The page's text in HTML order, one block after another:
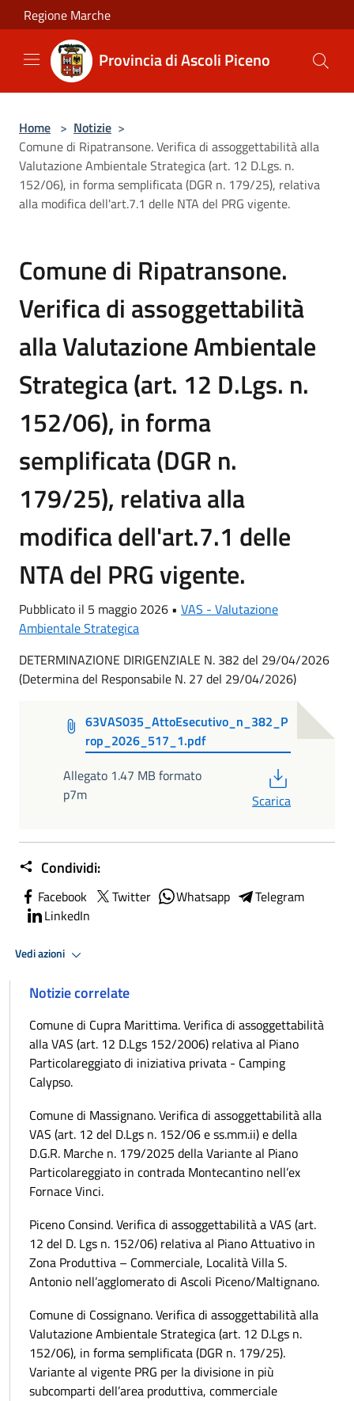
Salta al contenuto principale
Regione Marche
Provincia di Ascoli Piceno
Home > Notizie >
Comune di Ripatransone. Verifica di assoggettabilità alla
Valutazione Ambientale Strategica (art. 12 D.Lgs. n.
152/06), in forma semplificata (DGR n. 179/25), relativa
alla modifica dell'art.7.1 delle NTA del PRG vigente.
Comune di Ripatransone.
Verifica di assoggettabilità
alla Valutazione Ambientale
Strategica (art. 12 D.Lgs. n.
152/06), in forma
semplificata (DGR n.
179/25), relativa alla
modifica dell'art.7.1 delle
NTA del PRG vigente.
Pubblicato il 5 maggio 2026 • VAS - Valutazione
Ambientale Strategica
DETERMINAZIONE DIRIGENZIALE N. 382 del 29/04/2026
(Determina del Responsabile N. 27 del 29/04/2026)
63VAS035_AttoEsecutivo_n_382_P
rop_2026_517_1.pdf
Allegato 1.47 MB formato
p7m
Scarica
Condividi:
Facebook Twitter Whatsapp
Telegram
LinkedIn
Vedi azioni
Notizie correlate
Comune di Cupra Marittima. Verifica di assoggettabilità
alla VAS (art. 12 D.Lgs 152/2006) relativa al Piano
Particolareggiato di iniziativa privata - Camping
Calypso.
Comune di Massignano. Verifica di assoggettabilità alla
VAS (art. 12 del D.Lgs n. 152/06 e ss.mm.ii) e della
D.G.R. Marche n. 179/2025 della Variante al Piano
Particolareggiato in contrada Montecantino nell’ex
Fornace Vinci.
Piceno Consind. Verifica di assoggettabilità a VAS (art.
12 del D. Lgs n. 152/06) relativa al Piano Attuativo in
Zona Produttiva – Commerciale, Località Villa S.
Antonio nell’agglomerato di Ascoli Piceno/Maltignano.
Comune di Cossignano. Verifica di assoggettabilità alla
Valutazione Ambientale Strategica (art. 12 D.Lgs n.
152/06), in forma semplificata (DGR n. 179/25).
Variante al vigente PRG per la divisione in più
subcomparti dell’area produttiva, commerciale